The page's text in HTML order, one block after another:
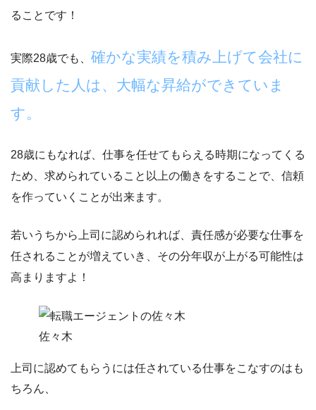
ること です！
実際28歳でも、 確かな実績を積み上げて会社に
貢献した人は、大幅な昇給ができていま
す。
28歳にもなれば、仕事を任せてもらえる時期になってくる
ため、求められていること以上の働きをすることで、 信頼
を作っていくことが出来ます。
若いうちから上司に認められれば、責任感が必要な仕事を
任されることが増えていき、その分年収が上がる可能性は
高まりますよ！
佐々木
上司に認めてもらうには任されている仕事をこなすのはも
ちろん、